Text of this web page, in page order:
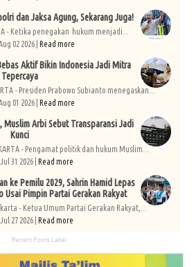
dan Jaksa Agung, Sekarang Juga!
- Ketika penegakan hukum menjadi...
02 2026 | Read more
Aktif Bikin Indonesia Jadi Mitra
Tepercaya
- Presiden Prabowo Subianto menegaskan...
01 2026 | Read more
Arbi Sebut Transparansi Jadi
Kunci
- Pengamat politik dan hukum Muslim...
Jul 31 2026 | Read more
ke Pemilu 2029, Sahrin Hamid Lepas
Usai Pimpin Partai Gerakan Rakyat
- Ketua Umum Partai Gerakan Rakyat,...
Jul 27 2026 | Read more
Recent Posts Label